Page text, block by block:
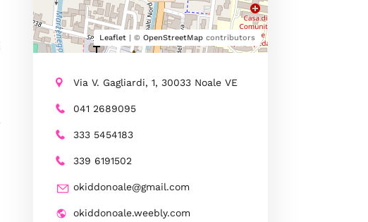
Leaflet| © OpenStreetMapcontributors
Via V. Gagliardi, 1, 30033 Noale VE
041 2689095
333 5454183
​339 6191502
okiddonoale@gmail.com
okiddonoale.weebly.com